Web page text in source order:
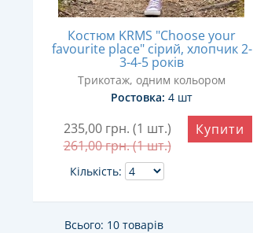
Костюм KRMS "Choose your
favourite place" сірий, хлопчик 2-
3-4-5 років
Трикотаж, одним кольором
Ростовка: 4 шт
235,00 грн. (1 шт.)
261,00грн. (1 шт.)
Кількість:
Купити
Всього: 10 товарів